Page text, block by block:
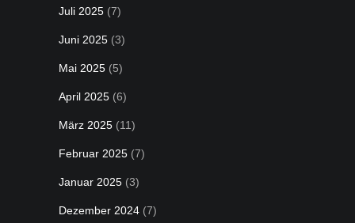
Juli 2025 (7)
Juni 2025 (3)
Mai 2025 (5)
April 2025 (6)
März 2025 (11)
Februar 2025 (7)
Januar 2025 (3)
Dezember 2024 (7)